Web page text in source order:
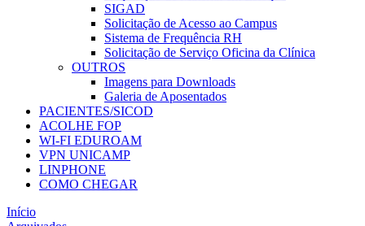
SIGAD
Solicitação de Acesso ao Campus
Sistema de Frequência RH
Solicitação de Serviço Oficina da Clínica
OUTROS
Imagens para Downloads
Galeria de Aposentados
PACIENTES/SICOD
ACOLHE FOP
WI-FI EDUROAM
VPN UNICAMP
LINPHONE
COMO CHEGAR
Início